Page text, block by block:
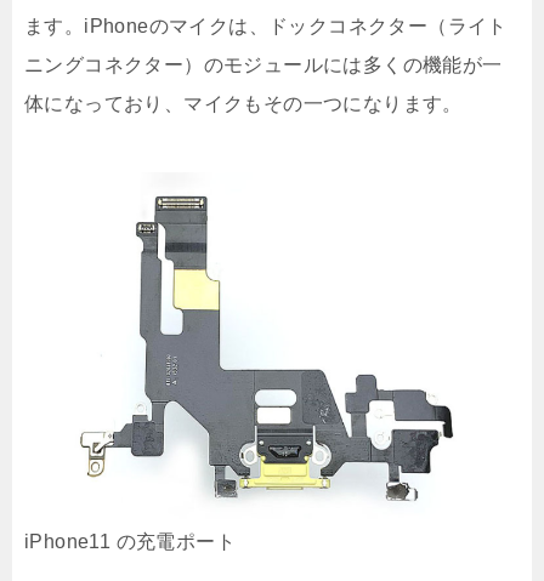
ます。iPhoneのマイクは、ドックコネクター（ライト
ニングコネクター）のモジュールには多くの機能が一
体になっており、マイクもその一つになります。
iPhone11 の充電ポート